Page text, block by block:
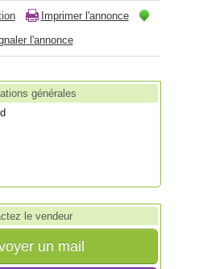
Imprimer l'annonce
l'annonce
générales
le vendeur
un mail